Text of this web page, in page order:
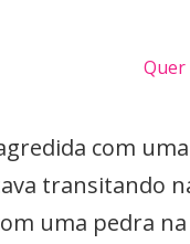
Quer
com
transitando
uma pedra